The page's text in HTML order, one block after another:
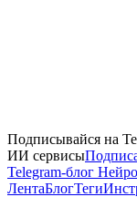
Подписывайся на
ИИ сервисы
Telegram-блог
ЛентаБлогТеги